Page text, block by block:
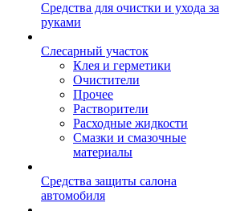
Средства для очистки и ухода за
руками
Слесарный участок
Клея и герметики
Очистители
Прочее
Растворители
Расходные жидкости
Смазки и смазочные
материалы
Средства защиты салона
автомобиля